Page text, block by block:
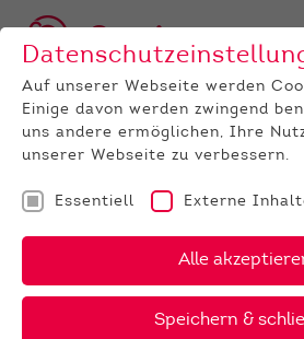
UNTERNEHMEN News
Fotos Tage der
Auf unserer Webseite werden
Einige davon werden zwingend
uns andere ermöglichen, Ihre
unserer Webseite zu verbessern.
Essentiell Externe
Alle
Speichern &